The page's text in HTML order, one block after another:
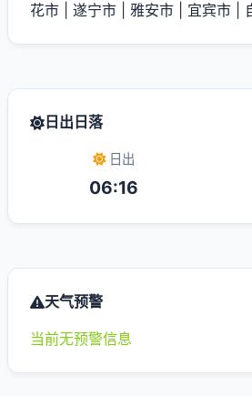
花市
遂宁市 雅安市 宜宾市
日出日落
日出
06:16
天气预警
当前无预警信息